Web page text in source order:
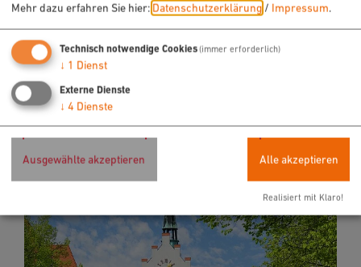
Ganzjährig buchbar
Ihre Themenführung auf Wunsch
Spezialstadtführung auf Anfrage
Mehr dazu erfahren Sie hier: Datenschutzerklärung / Impressum.
Technisch notwendige Cookies(immer erforderlich)
↓ 1 Dienst
Externe Dienste
↓ 4 Dienste
Ausgewählte akzeptieren Alle akzeptieren
Realisiert mit Klaro!